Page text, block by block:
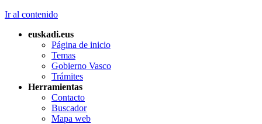
Ir al contenido
euskadi.eus
Página de inicio
Temas
Gobierno Vasco
Trámites
Herramientas
Contacto
Buscador
Mapa web